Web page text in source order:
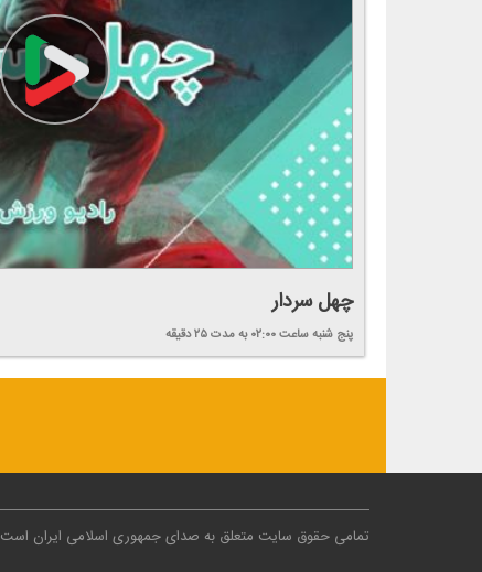
چهل سردار
پنج شنبهساعت ۰۲:۰۰ به مدت ۲۵ دقیقه
تمامی حقوق سایت متعلق به صدای جمهوری اسلامی ایران است